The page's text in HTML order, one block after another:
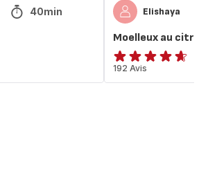
40min Elishaya
Moelleux au citron
ratings.4.6
192 Avis